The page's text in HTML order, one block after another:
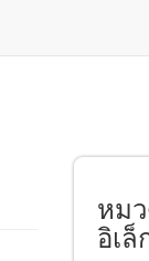
หม
อิเ